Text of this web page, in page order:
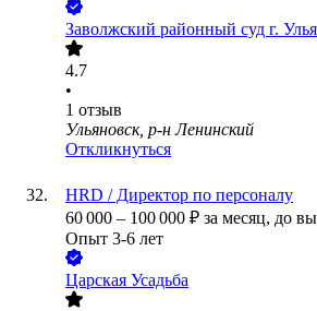
Заволжский районный суд г.
4.7
•
1 отзыв
Ульяновск, р-н Ленинский
Откликнуться
HRD / Директор по персоналу
60 000 – 100 000 ₽ за месяц, до
Опыт 3-6 лет
Царская Усадьба